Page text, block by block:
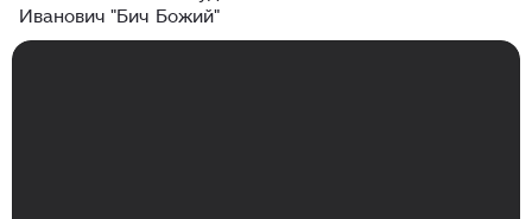
Иванович "Бич Божий"